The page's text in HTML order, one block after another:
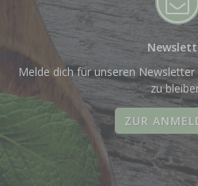
Melde dich für unseren
zu
ZUR